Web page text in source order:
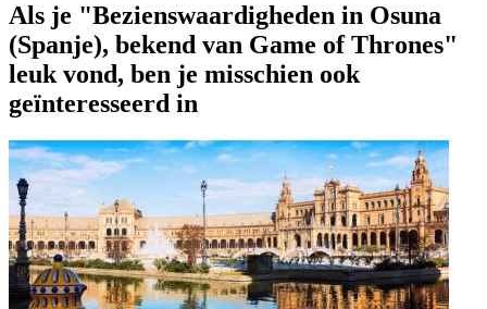
Als je "Bezienswaardigheden in Osuna
(Spanje), bekend van Game of Thrones"
leuk vond, ben je misschien ook
geïnteresseerd in